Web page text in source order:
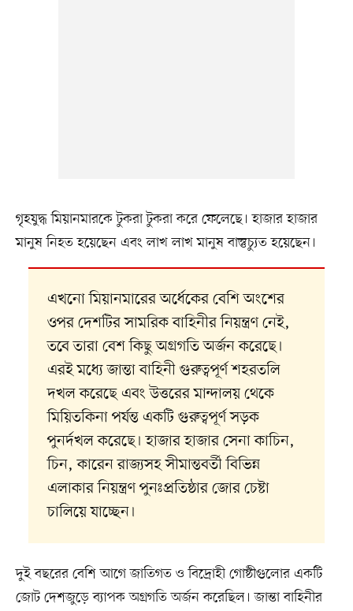
গৃহযুদ্ধ মিয়ানমারকে টুকরা টুকরা করে ফেলেছে। হাজার হাজার
মানুষ নিহত হয়েছেন এবং লাখ লাখ মানুষ বাস্তুচ্যুত হয়েছেন।
এখনো মিয়ানমারের অর্ধেকের বেশি অংশের
ওপর দেশটির সামরিক বাহিনীর নিয়ন্ত্রণ নেই,
তবে তারা বেশ কিছু অগ্রগতি অর্জন করেছে।
এরই মধ্যে জান্তা বাহিনী গুরুত্বপূর্ণ শহরতলি
দখল করেছে এবং উত্তরের মান্দালয় থেকে
মিয়িতকিনা পর্যন্ত একটি গুরুত্বপূর্ণ সড়ক
পুনর্দখল করেছে। হাজার হাজার সেনা কাচিন,
চিন, কারেন রাজ্যসহ সীমান্তবর্তী বিভিন্ন
এলাকার নিয়ন্ত্রণ পুনঃপ্রতিষ্ঠার জোর চেষ্টা
চালিয়ে যাচ্ছেন।
দুই বছরের বেশি আগে জাতিগত ও বিদ্রোহী গোষ্ঠীগুলোর একটি
জোট দেশজুড়ে ব্যাপক অগ্রগতি অর্জন করেছিল। জান্তা বাহিনীর